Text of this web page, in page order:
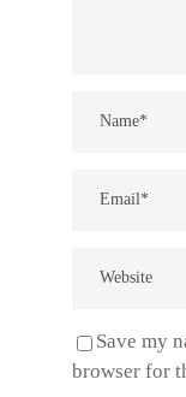
Save my
browser for